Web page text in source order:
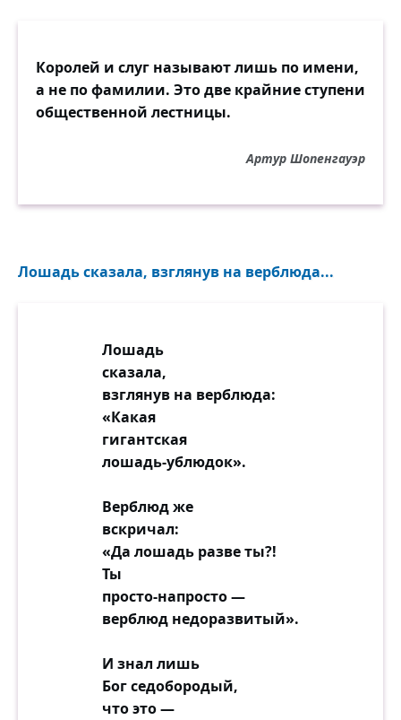
Королей и слуг называют лишь по имени,
а не по фамилии. Это две крайние ступени
общественной лестницы.
Артур Шопенгауэр
Лошадь сказала, взглянув на верблюда...
Лошадь
сказала,
взглянув на верблюда:
«Какая
гигантская
лошадь-ублюдок».
Верблюд же
вскричал:
«Да лошадь разве ты?!
Ты
просто-напросто —
верблюд недоразвитый».
И знал лишь
Бог седобородый,
что это —